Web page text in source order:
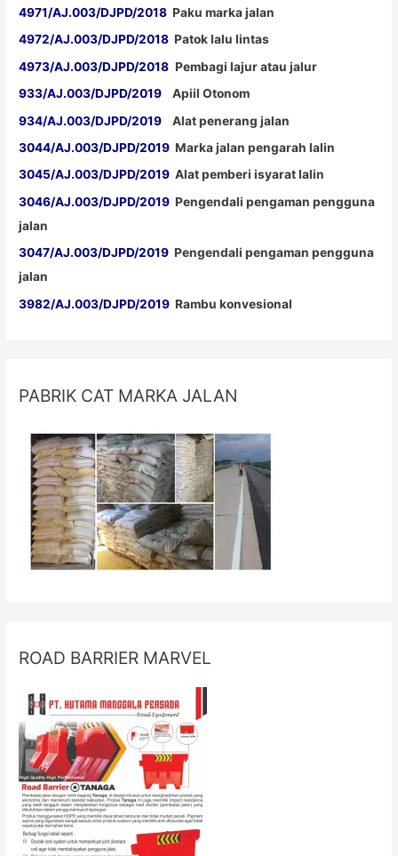
4971/AJ.003/DJPD/2018 Paku marka jalan
4972/AJ.003/DJPD/2018 Patok lalu lintas
4973/AJ.003/DJPD/2018 Pembagi lajur atau jalur
933/AJ.003/DJPD/2019 Apiil Otonom
934/AJ.003/DJPD/2019 Alat penerang jalan
3044/AJ.003/DJPD/2019 Marka jalan pengarah lalin
3045/AJ.003/DJPD/2019 Alat pemberi isyarat lalin
3046/AJ.003/DJPD/2019 Pengendali pengaman pengguna
jalan
3047/AJ.003/DJPD/2019 Pengendali pengaman pengguna
jalan
3982/AJ.003/DJPD/2019 Rambu konvesional
PABRIK CAT MARKA JALAN
ROAD BARRIER MARVEL